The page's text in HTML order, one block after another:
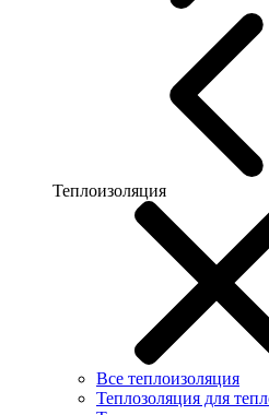
Теплоизоляция
Все теплоизоляция
Теплозоляция для